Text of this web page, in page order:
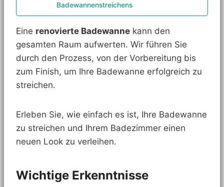
Badewannenstreichens
Eine renovierte Badewanne kann den
gesamten Raum aufwerten. Wir führen Sie
durch den Prozess, von der Vorbereitung bis
zum Finish, um Ihre Badewanne erfolgreich zu
streichen.
Erleben Sie, wie einfach es ist, Ihre Badewanne
zu streichen und Ihrem Badezimmer einen
neuen Look zu verleihen.
Wichtige Erkenntnisse